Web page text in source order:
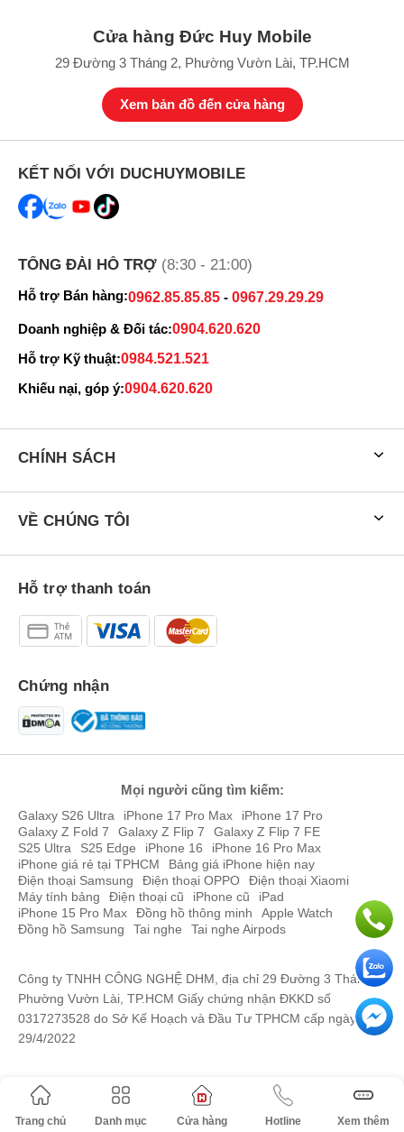
Trang chủ Danh mục Cửa hàng Hotline Xem thêm
Cửa hàng Đức Huy Mobile
29 Đường 3 Tháng 2, Phường Vườn Lài, TP.HCM
Xem bản đồ đến cửa hàng
KẾT NỐI VỚI DUCHUYMOBILE
TỔNG ĐÀI HỖ TRỢ (8:30 - 21:00)
Hỗ trợ Bán hàng:0962.85.85.85 - 0967.29.29.29
Doanh nghiệp & Đối tác:0904.620.620
Hỗ trợ Kỹ thuật:0984.521.521
Khiếu nại, góp ý:0904.620.620
CHÍNH SÁCH
VỀ CHÚNG TÔI
Hỗ trợ thanh toán
Chứng nhận
Mọi người cũng tìm kiếm:
Galaxy S26 Ultra iPhone 17 Pro Max
iPhone 17 Pro
Galaxy Z Fold 7
Galaxy Z Flip 7
Galaxy Z Flip 7 FE
S25 Ultra
S25 Edge iPhone 16
iPhone 16 Pro Max
iPhone giá rẻ tại TPHCM
Bảng giá iPhone hiện nay
Điện thoại Samsung
Điện thoại OPPO
Điện thoại Xiaomi
Máy tính bảng
Điện thoại cũ iPhone cũ
iPad
iPhone 15 Pro Max
Đồng hồ thông minh
Apple Watch
Đồng hồ Samsung
Tai nghe Tai nghe Airpods
Công ty TNHH CÔNG NGHỆ DHM, địa chỉ 29 Đường 3 Tháng 2,
Phường Vườn Lài, TP.HCM Giấy chứng nhận ĐKKD số
0317273528 do Sở Kế Hoạch và Đầu Tư TPHCM cấp ngày
29/4/2022